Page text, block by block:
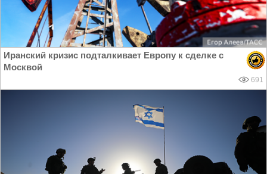
Иранский кризис подталкивает Европу к сделке с
Москвой
691